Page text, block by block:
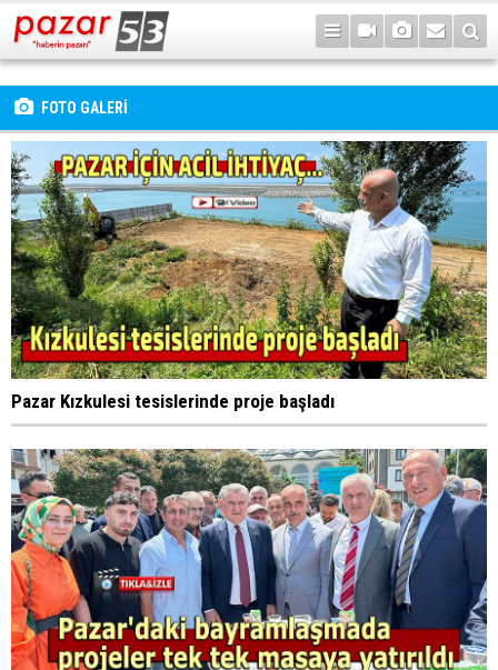
FOTO GALERİ
Pazar Kızkulesi tesislerinde proje başladı